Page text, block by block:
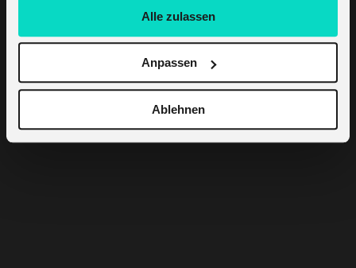
Alle zulassen
Anpassen
Ablehnen